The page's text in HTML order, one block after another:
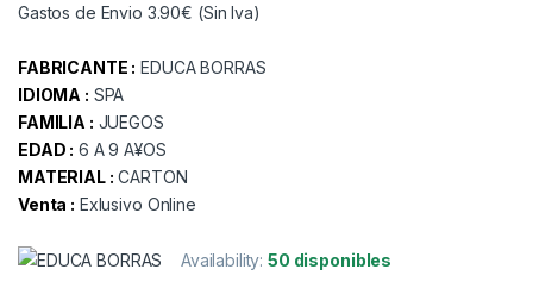
Gastos de Envio 3.90€ (Sin Iva)
FABRICANTE : EDUCA BORRAS
IDIOMA : SPA
FAMILIA : JUEGOS
EDAD : 6 A 9 A¥OS
MATERIAL : CARTON
Venta : Exlusivo Online
Availability:50 disponibles